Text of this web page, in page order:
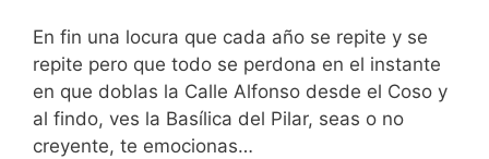
En fin una locura que cada año se repite y se
repite pero que todo se perdona en el instante
en que doblas la Calle Alfonso desde el Coso y
al findo, ves la Basílica del Pilar, seas o no
creyente, te emocionas…